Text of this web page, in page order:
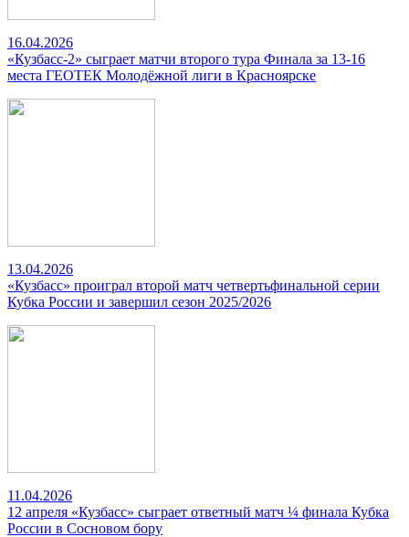
16.04.2026
«Кузбасс-2» сыграет матчи второго тура Финала за 13-16
места ГЕОТЕК Молодёжной лиги в Красноярске
13.04.2026
«Кузбасс» проиграл второй матч четвертьфинальной серии
Кубка России и завершил сезон 2025/2026
11.04.2026
12 апреля «Кузбасс» сыграет ответный матч ¼ финала Кубка
России в Сосновом бору